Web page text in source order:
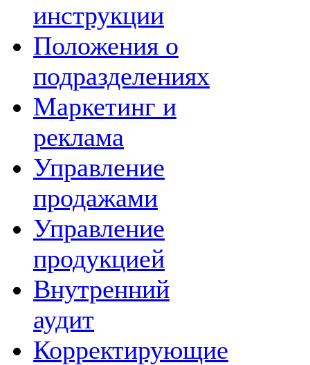
инструкции
Положения о
подразделениях
Маркетинг и
реклама
Управление
продажами
Управление
продукцией
Внутренний
аудит
Корректирующие